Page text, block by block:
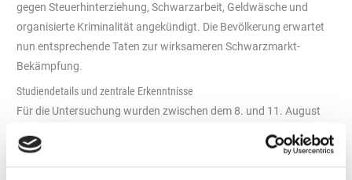
gegen Steuerhinterziehung, Schwarzarbeit, Geldwäsche und
organisierte Kriminalität angekündigt. Die Bevölkerung erwartet
nun entsprechende Taten zur wirksameren Schwarzmarkt-
Bekämpfung.
Studiendetails und zentrale Erkenntnisse
Für die Untersuchung wurden zwischen dem 8. und 11. August
befragt. 65 Prozent der Befragten bewerten den Handel mit
illegalen oder nicht verkehrsfähigen Produkten als großes oder